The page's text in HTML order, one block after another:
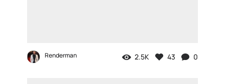
Renderman 2.5K 43 0